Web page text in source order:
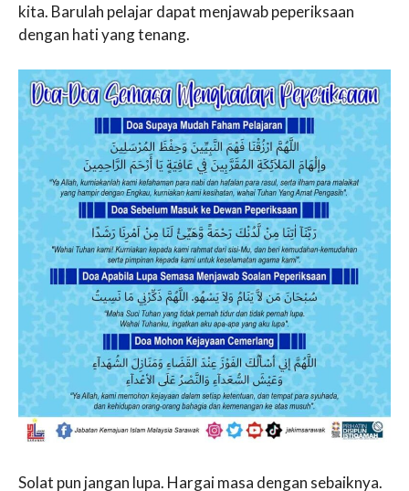
kita. Barulah pelajar dapat menjawab peperiksaan
dengan hati yang tenang.
Solat pun jangan lupa. Hargai masa dengan sebaiknya.